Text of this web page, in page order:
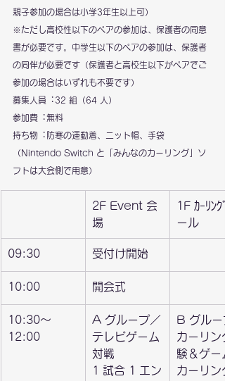
親子参加の場合は小学3年生以上可）
※ただし高校性以下のペアの参加は、保護者の同意
書が必要です。中学生以下のペアの参加は、保護者
の同伴が必要です（保護者と高校生以下がペアでご
参加の場合はいずれも不要です）
募集人員︓32 組（64 人）
参加費︓無料
持ち物︓防寒の運動着、ニット帽、手袋
（Nintendo Switch と「みんなのカーリング」ソ
フトは大会側で用意）
2F Event 会
場
1F ｶｰﾘﾝｸ
ール
09:30 受付け開始
10:00 開会式
10:30〜
12:00
A グループ／
テレビゲーム
対戦
1 試合 1 エン
B グルー
カーリン
験＆ゲー
カーリン